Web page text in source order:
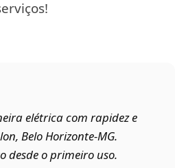
elétrica com rapidez e
Belo Horizonte‑MG.
desde o primeiro uso.